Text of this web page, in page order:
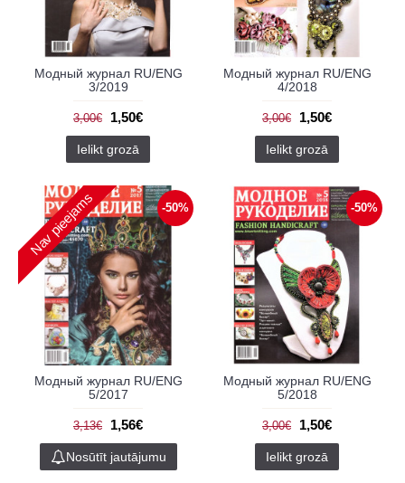
Модный журнал RU/ENG
3/2019
3,00€ 1,50€
Ielikt grozā
Модный журнал RU/ENG
4/2018
3,00€ 1,50€
Ielikt grozā
-50%
Nav pieejams
Модный журнал RU/ENG
5/2017
3,13€ 1,56€
Nosūtīt jautājumu
-50%
Модный журнал RU/ENG
5/2018
3,00€ 1,50€
Ielikt grozā